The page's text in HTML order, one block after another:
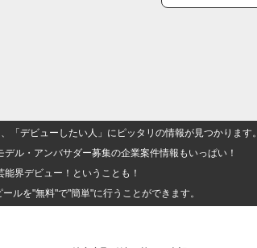
デビューしたい人」にピッタリの情報が見つかります。
ル・アンバサダー募集の企業案件情報もいっぱい！
界デビュー！ということも！
ルを"無料"で"簡単"に行うことができます。